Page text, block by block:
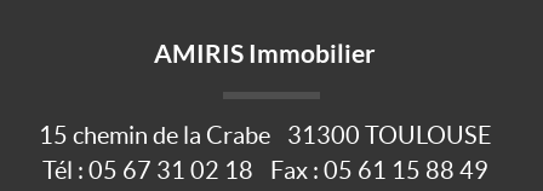
AMIRIS Immobilier
15 chemin de la Crabe 31300 TOULOUSE
Tél : 05 67 31 02 18 Fax : 05 61 15 88 49